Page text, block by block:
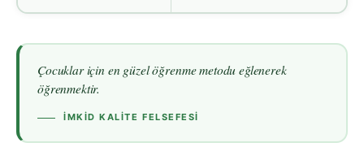
Çocuklar için en güzel öğrenme metodu eğlenerek
öğrenmektir.
İMKİD KALITE FELSEFESI